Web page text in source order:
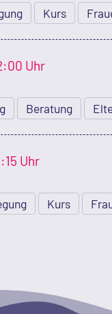
Kurs
Uhr
Beratung
Uhr
Kurs